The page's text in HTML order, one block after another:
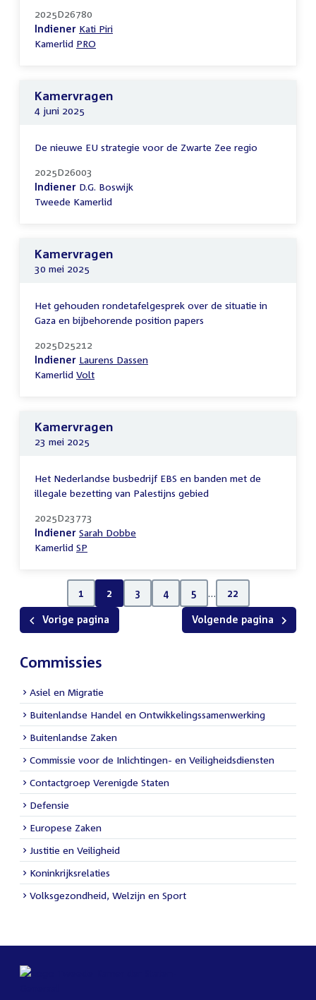
2025D26780
Indiener Kati Piri
Kamerlid PRO
Kamervragen
4 juni 2025
De nieuwe EU strategie voor de Zwarte Zee regio
2025D26003
Indiener D.G. Boswijk
Tweede Kamerlid
Kamervragen
30 mei 2025
Het gehouden rondetafelgesprek over de situatie in
Gaza en bijbehorende position papers
2025D25212
Indiener Laurens Dassen
Kamerlid Volt
Kamervragen
23 mei 2025
Het Nederlandse busbedrijf EBS en banden met de
illegale bezetting van Palestijns gebied
2025D23773
Indiener Sarah Dobbe
Kamerlid SP
Vorige pagina
1 2 3 4 5 … 22
Volgende pagina
Commissies
Asiel en Migratie
Buitenlandse Handel en Ontwikkelingssamenwerking
Buitenlandse Zaken
Commissie voor de Inlichtingen- en Veiligheidsdiensten
Contactgroep Verenigde Staten
Defensie
Europese Zaken
Justitie en Veiligheid
Koninkrijksrelaties
Volksgezondheid, Welzijn en Sport